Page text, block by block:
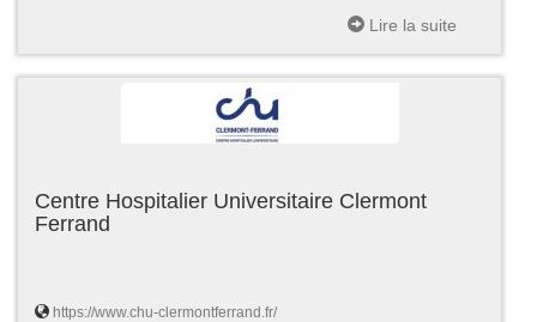
Lire la suite
Centre Hospitalier Universitaire Clermont
Ferrand
https://www.chu-clermontferrand.fr/